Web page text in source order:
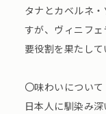
タナとカベルネ
すが、ヴィニフ
要役割を果たして
〇味わいについて
日本人に馴染み